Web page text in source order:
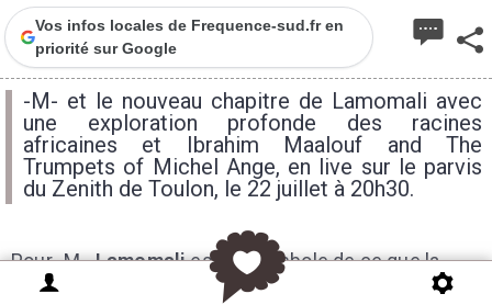
Vos infos locales de Frequence-sud.fr en
priorité sur Google
-M- et le nouveau chapitre de Lamomali avec
une exploration profonde des racines
africaines et Ibrahim Maalouf and The
Trumpets of Michel Ange, en live sur le parvis
du Zenith de Toulon, le 22 juillet à 20h30.
Pour -M-,Lamomaliest un symbole de ce que la
musique peut accomplir : unir, émouvoir et